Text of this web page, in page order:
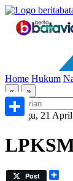
Home Hukum
« »
Minggu, 21
Post